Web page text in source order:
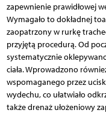
zapewnienie prawidłowej
Wymagało to dokładnej
zaopatrzony w rurkę
przyjętą procedurą. Od
systematycznie
ciała. Wprowadzono
wspomaganego przez
wydechu, co ułatwiało
także drenaż ułożeniowy